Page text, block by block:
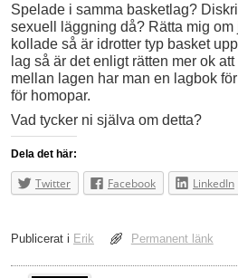
Spelade i samma basketlag?
sexuell läggning då? Rätta mig om
kollade så är idrotter typ basket
lag så är det enligt rätten mer ok
mellan lagen har man en lagbok
för homopar.
Vad tycker ni själva om detta?
Dela det här:
Twitter Facebook LinkedIn
Publicerat i Erik Permanent länk